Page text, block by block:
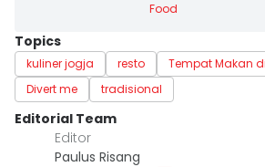
Food
Topics
kuliner jogja resto
Tempat Makan
Divert me
tradisional
Editorial Team
Editor
Paulus Risang